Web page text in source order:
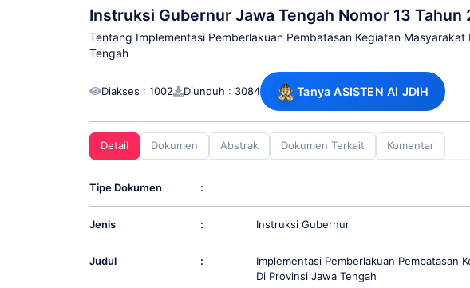
Instruksi Gubernur Jawa Tengah Nomor 13 Tahun
Tentang Implementasi Pemberlakuan Pembatasan Kegiatan Masyarakat
Tengah
Diakses : 1002 Diunduh : 3084 Tanya ASISTEN AI JDIH
Detail Dokumen Abstrak Dokumen Terkait Komentar
Tipe Dokumen :
Jenis : Instruksi Gubernur
Judul :
Implementasi Pemberlakuan Pembatasan
Di Provinsi Jawa Tengah